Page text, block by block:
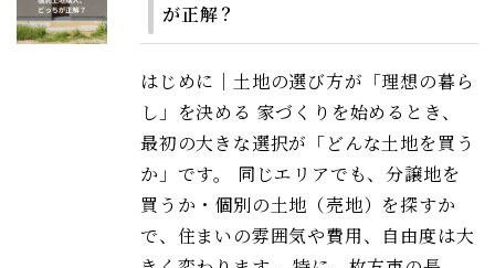
が正解？
はじめに｜土地の選び方が「理想の暮ら
し」を決める 家づくりを始めるとき、
最初の大きな選択が「どんな土地を買う
か」です。 同じエリアでも、分譲地を
買うか・個別の土地（売地）を探すか
で、住まいの雰囲気や費用、自由度は大